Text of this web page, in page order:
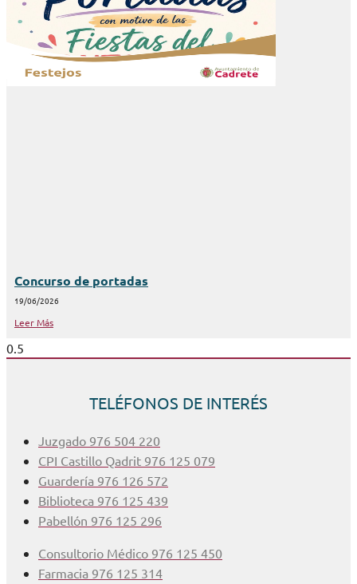
Concurso de portadas
19/06/2026
Leer Más
TELÉFONOS DE INTERÉS
Juzgado 976 504 220
CPI Castillo Qadrit 976 125 079
Guardería 976 126 572
Biblioteca 976 125 439
Pabellón 976 125 296
Consultorio Médico 976 125 450
Farmacia 976 125 314